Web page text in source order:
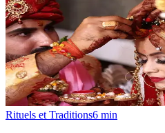
Rituels et Traditions6 min